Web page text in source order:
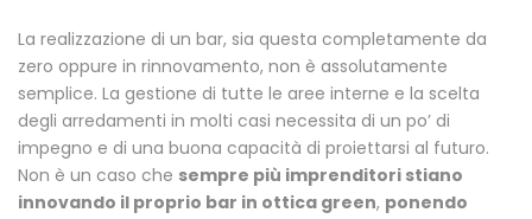
La realizzazione di un bar, sia questa completamente da
zero oppure in rinnovamento, non è assolutamente
semplice. La gestione di tutte le aree interne e la scelta
degli arredamenti in molti casi necessita di un po’ di
impegno e di una buona capacità di proiettarsi al futuro.
Non è un caso che sempre più imprenditori stiano
innovando il proprio bar in ottica green, ponendo